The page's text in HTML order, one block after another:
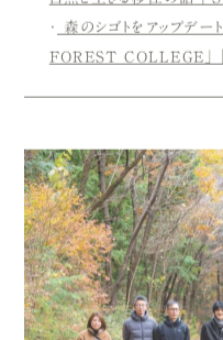
森のシゴトをアップデ
FOREST COLLEGE」